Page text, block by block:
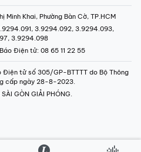
Khai, Phường Bàn Cờ, TP.HCM
3.9294.092, 3.9294.093,
3.9294.098
Điện tử: 08 65 11 22 55
Điện tử số 305/GP-BTTTT do Bộ Thông
cấp ngày 28-8-2023.
GÒN GIẢI PHÓNG.